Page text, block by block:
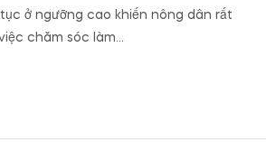
ở ngưỡng cao khiến nông dân rất
chăm sóc làm…